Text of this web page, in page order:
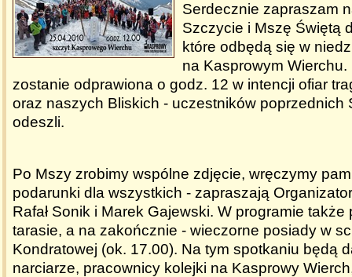
Serdecznie zapraszam
Szczycie i Mszę Świętą
które odbędą się w
na Kasprowym
zostanie odprawiona o godz. 12 w intencji ofiar
oraz naszych Bliskich - uczestników poprzednich
odeszli.
Po Mszy zrobimy wspólne zdjęcie, wręczymy
podarunki dla wszystkich - zapraszają
Rafał Sonik i Marek Gajewski. W programie
tarasie, a na zakończnie - wieczorne posiady w
Kondratowej (ok. 17.00). Na tym spotkaniu będą
narciarze, pracownicy kolejki na Kasprowy